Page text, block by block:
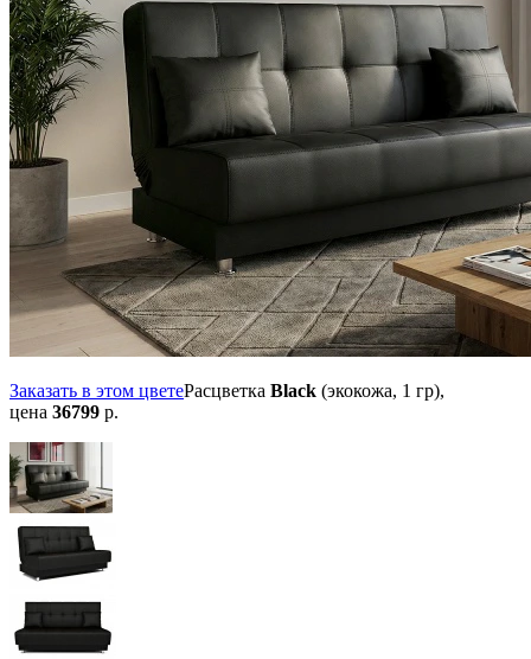
Заказать в этом цветеРасцветка Black (экокожа, 1 гр),
цена 36799 р.